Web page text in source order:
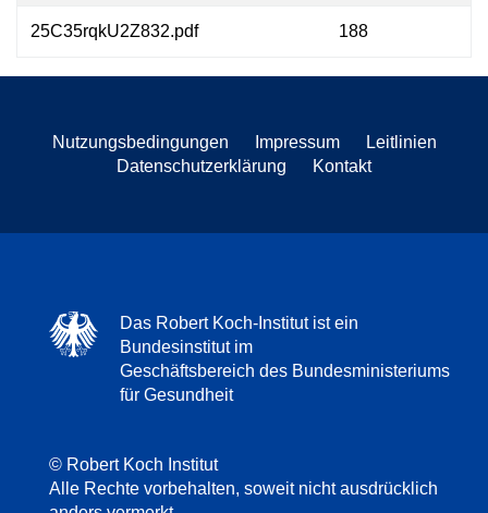
25C35rqkU2Z832.pdf 188
Nutzungsbedingungen Impressum
Leitlinien
Datenschutzerklärung
Kontakt
Das Robert Koch-Institut ist ein
Bundesinstitut im
Geschäftsbereich des Bundesministeriums
für Gesundheit
© Robert Koch Institut
Alle Rechte vorbehalten, soweit nicht ausdrücklich